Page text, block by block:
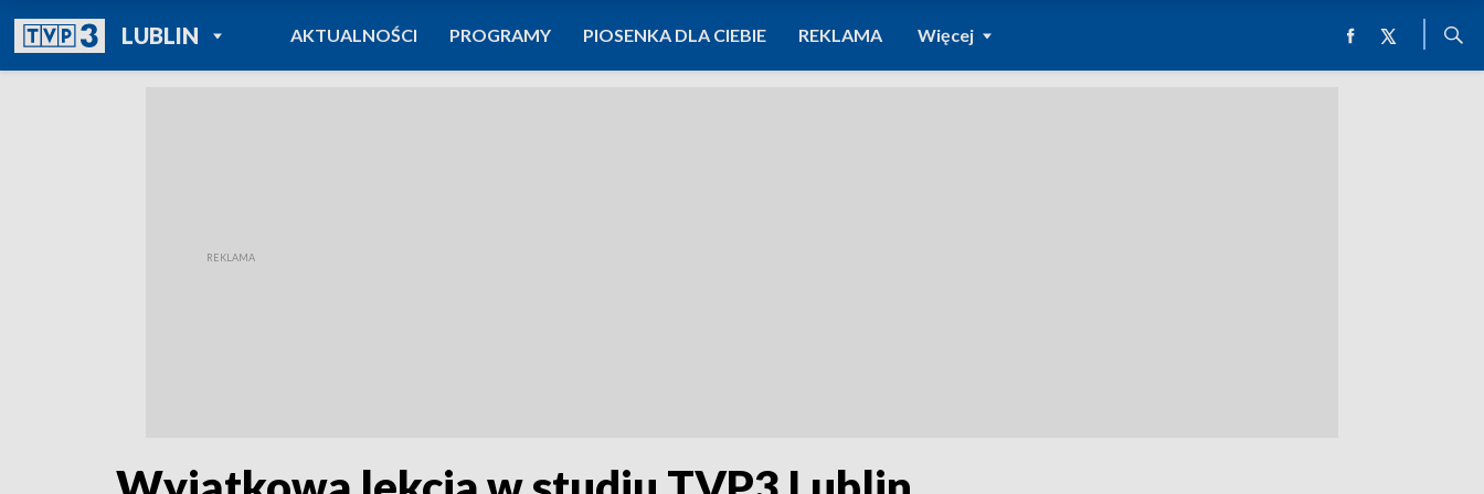
LUBLINPOWRÓT DO
TVP REGIONY
AKTUALNOŚCI PROGRAMY PIOSENKA DLA CIEBIE REKLAMA Więcej